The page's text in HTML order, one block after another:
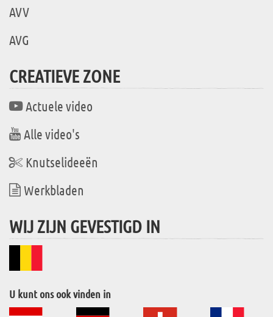
AVV
AVG
CREATIEVE ZONE
Actuele video
Alle video's
Knutselideeën
Werkbladen
WIJ ZIJN GEVESTIGD IN
U kunt ons ook vinden in